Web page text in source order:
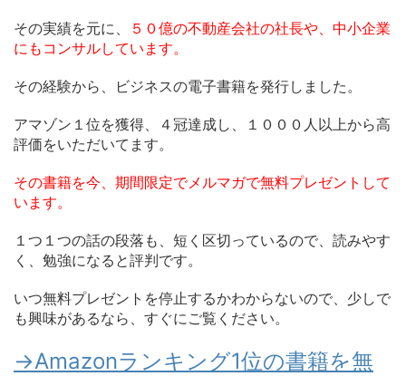
その実績を元に、
５０億の不動産会社の社長や、中小企業
にもコンサルしています。
その経験から、ビジネスの電子書籍を発行しました。
アマゾン１位を獲得、４冠達成し、１０００人以上から高
評価をいただいてます。
その書籍を今、期間限定でメルマガで無料プレゼントして
います。
１つ１つの話の段落も、短く区切っているので、読みやす
く、勉強になると評判です。
いつ無料プレゼントを停止するかわからないので、少しで
も興味があるなら、すぐにご覧ください。
→Amazonランキング1位の書籍を無